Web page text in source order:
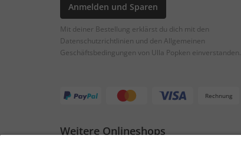
Anmelden und Sparen
Mit deiner Bestellung erklärst du dich mit den
Datenschutzrichtlinien und den Allgemeinen
Geschäftsbedingungen von Ulla Popken einverstanden.
Rechnung
Weitere Onlineshops